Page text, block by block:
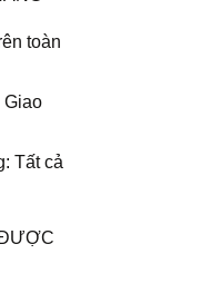
toàn
Tất cả